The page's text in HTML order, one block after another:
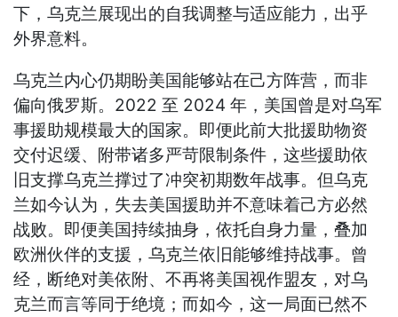
下，乌克兰展现出的自我调整与适应能力，出乎
外界意料。
乌克兰内心仍期盼美国能够站在己方阵营，而非
偏向俄罗斯。2022 至 2024 年，美国曾是对乌军
事援助规模最大的国家。即便此前大批援助物资
交付迟缓、附带诸多严苛限制条件，这些援助依
旧支撑乌克兰撑过了冲突初期数年战事。但乌克
兰如今认为，失去美国援助并不意味着己方必然
战败。即便美国持续抽身，依托自身力量，叠加
欧洲伙伴的支援，乌克兰依旧能够维持战事。曾
经，断绝对美依附、不再将美国视作盟友，对乌
克兰而言等同于绝境；而如今，这一局面已然不